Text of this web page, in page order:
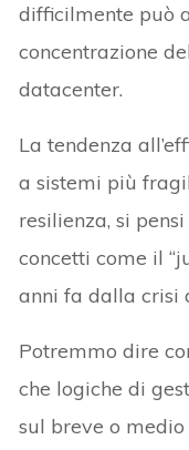
difficilmente può
concentrazione
datacenter.
La tendenza
a sistemi più
resilienza, si
concetti come il
anni fa dalla crisi
Potremmo dire
che logiche di
sul breve o